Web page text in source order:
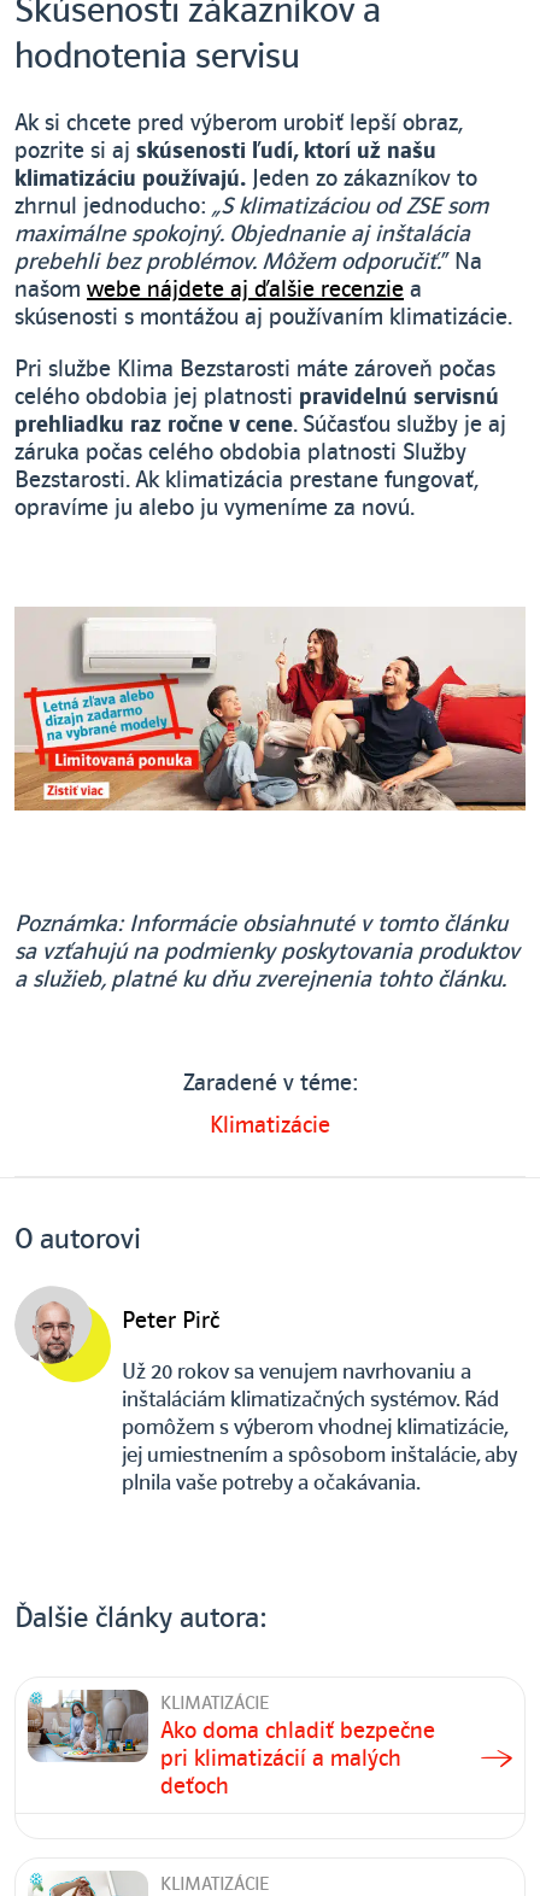
Skúsenosti zákazníkov a
hodnotenia servisu
Ak si chcete pred výberom urobiť lepší obraz,
pozrite si aj skúsenosti ľudí, ktorí už našu
klimatizáciu používajú. Jeden zo zákazníkov to
zhrnul jednoducho: „S klimatizáciou od ZSE som
maximálne spokojný. Objednanie aj inštalácia
prebehli bez problémov. Môžem odporučiť.“ Na
našom webe nájdete aj ďalšie recenzie a
skúsenosti s montážou aj používaním klimatizácie.
Pri službe Klima Bezstarosti máte zároveň počas
celého obdobia jej platnosti pravidelnú servisnú
prehliadku raz ročne v cene. Súčasťou služby je aj
záruka počas celého obdobia platnosti Služby
Bezstarosti. Ak klimatizácia prestane fungovať,
opravíme ju alebo ju vymeníme za novú.
Poznámka: Informácie obsiahnuté v tomto článku
sa vzťahujú na podmienky poskytovania produktov
a služieb, platné ku dňu zverejnenia tohto článku.
Zaradené v téme:
Klimatizácie
O autorovi
Peter Pirč
Už 20 rokov sa venujem navrhovaniu a
inštaláciám klimatizačných systémov. Rád
pomôžem s výberom vhodnej klimatizácie,
jej umiestnením a spôsobom inštalácie, aby
plnila vaše potreby a očakávania.
Ďalšie články autora:
KLIMATIZÁCIE
Ako doma chladiť bezpečne
pri klimatizácií a malých
deťoch
KLIMATIZÁCIE